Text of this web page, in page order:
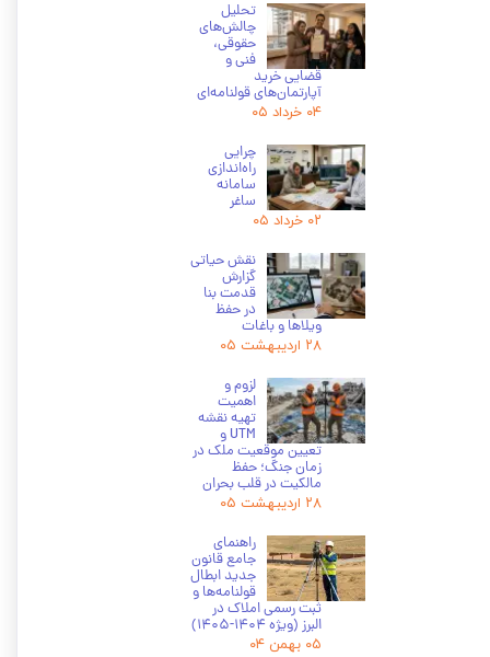
تحلیل
چالش‌های
حقوقی،
فنی و
قضایی خرید
آپارتمان‌های قولنامه‌ای
۰۴ خرداد ۰۵
چرایی
راه‌اندازی
سامانه
ساغر
۰۲ خرداد ۰۵
نقش حیاتی
گزارش
قدمت بنا
در حفظ
ویلاها و باغات
۲۸ اردیبهشت ۰۵
لزوم و
اهمیت
تهیه نقشه
UTM و
تعیین موقعیت ملک در
زمان جنگ؛ حفظ
مالکیت در قلب بحران
۲۸ اردیبهشت ۰۵
راهنمای
جامع قانون
جدید ابطال
قولنامه‌ها و
ثبت رسمی املاک در
البرز (ویژه 1404-1405)
۰۵ بهمن ۰۴